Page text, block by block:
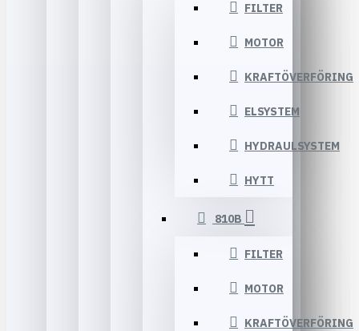
FILTER
MOTOR
KRAFTÖVERFÖRING
ELSYSTEM
HYDRAULSYSTEM
HYTT
810B
FILTER
MOTOR
KRAFTÖVERFÖRING